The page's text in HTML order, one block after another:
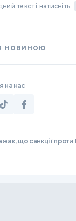
текст і натисніть
НОВИНОЮ
на нас
що санкції проти